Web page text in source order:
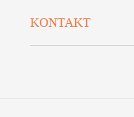
Preisgarantie
Presse
KONTAKT